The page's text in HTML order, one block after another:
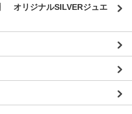
オリジナルSILVERジュエ